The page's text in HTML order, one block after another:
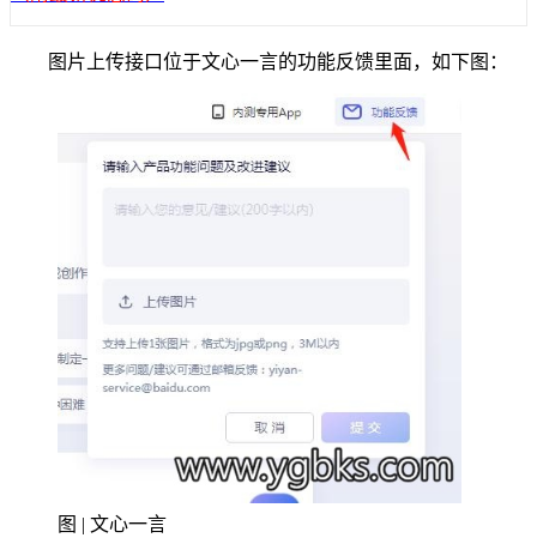
图片上传接口位于文心一言的功能反馈里面，如下图：
图 | 文心一言